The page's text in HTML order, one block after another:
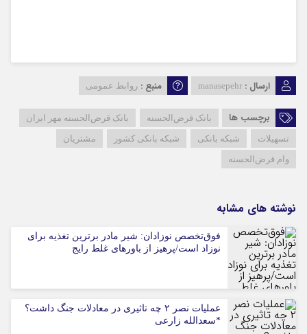
ارسال : manasepehr منبع : روابط عمومی
برچسب ها بانک قرض‌الحسنه
بانک قرض‌الحسنه مهر ایران
تسهیلات
شبکه بانکی شبکه بانکی کشور
مشتریان
وام قرض‌الحسنه
نوشته های مشابه
فوق‌تخصص نوزادان: شیر مادر برترین تغذیه برای
نوزاد است/پرهیز از باورهای غلط رایج
عملیات نصر ۲ چه تاثیری در معادلات جنگ داشت؟
*سعدالله زارعی